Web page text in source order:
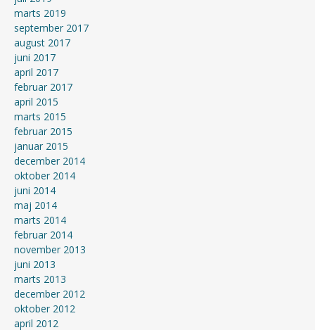
marts 2019
september 2017
august 2017
juni 2017
april 2017
februar 2017
april 2015
marts 2015
februar 2015
januar 2015
december 2014
oktober 2014
juni 2014
maj 2014
marts 2014
februar 2014
november 2013
juni 2013
marts 2013
december 2012
oktober 2012
april 2012